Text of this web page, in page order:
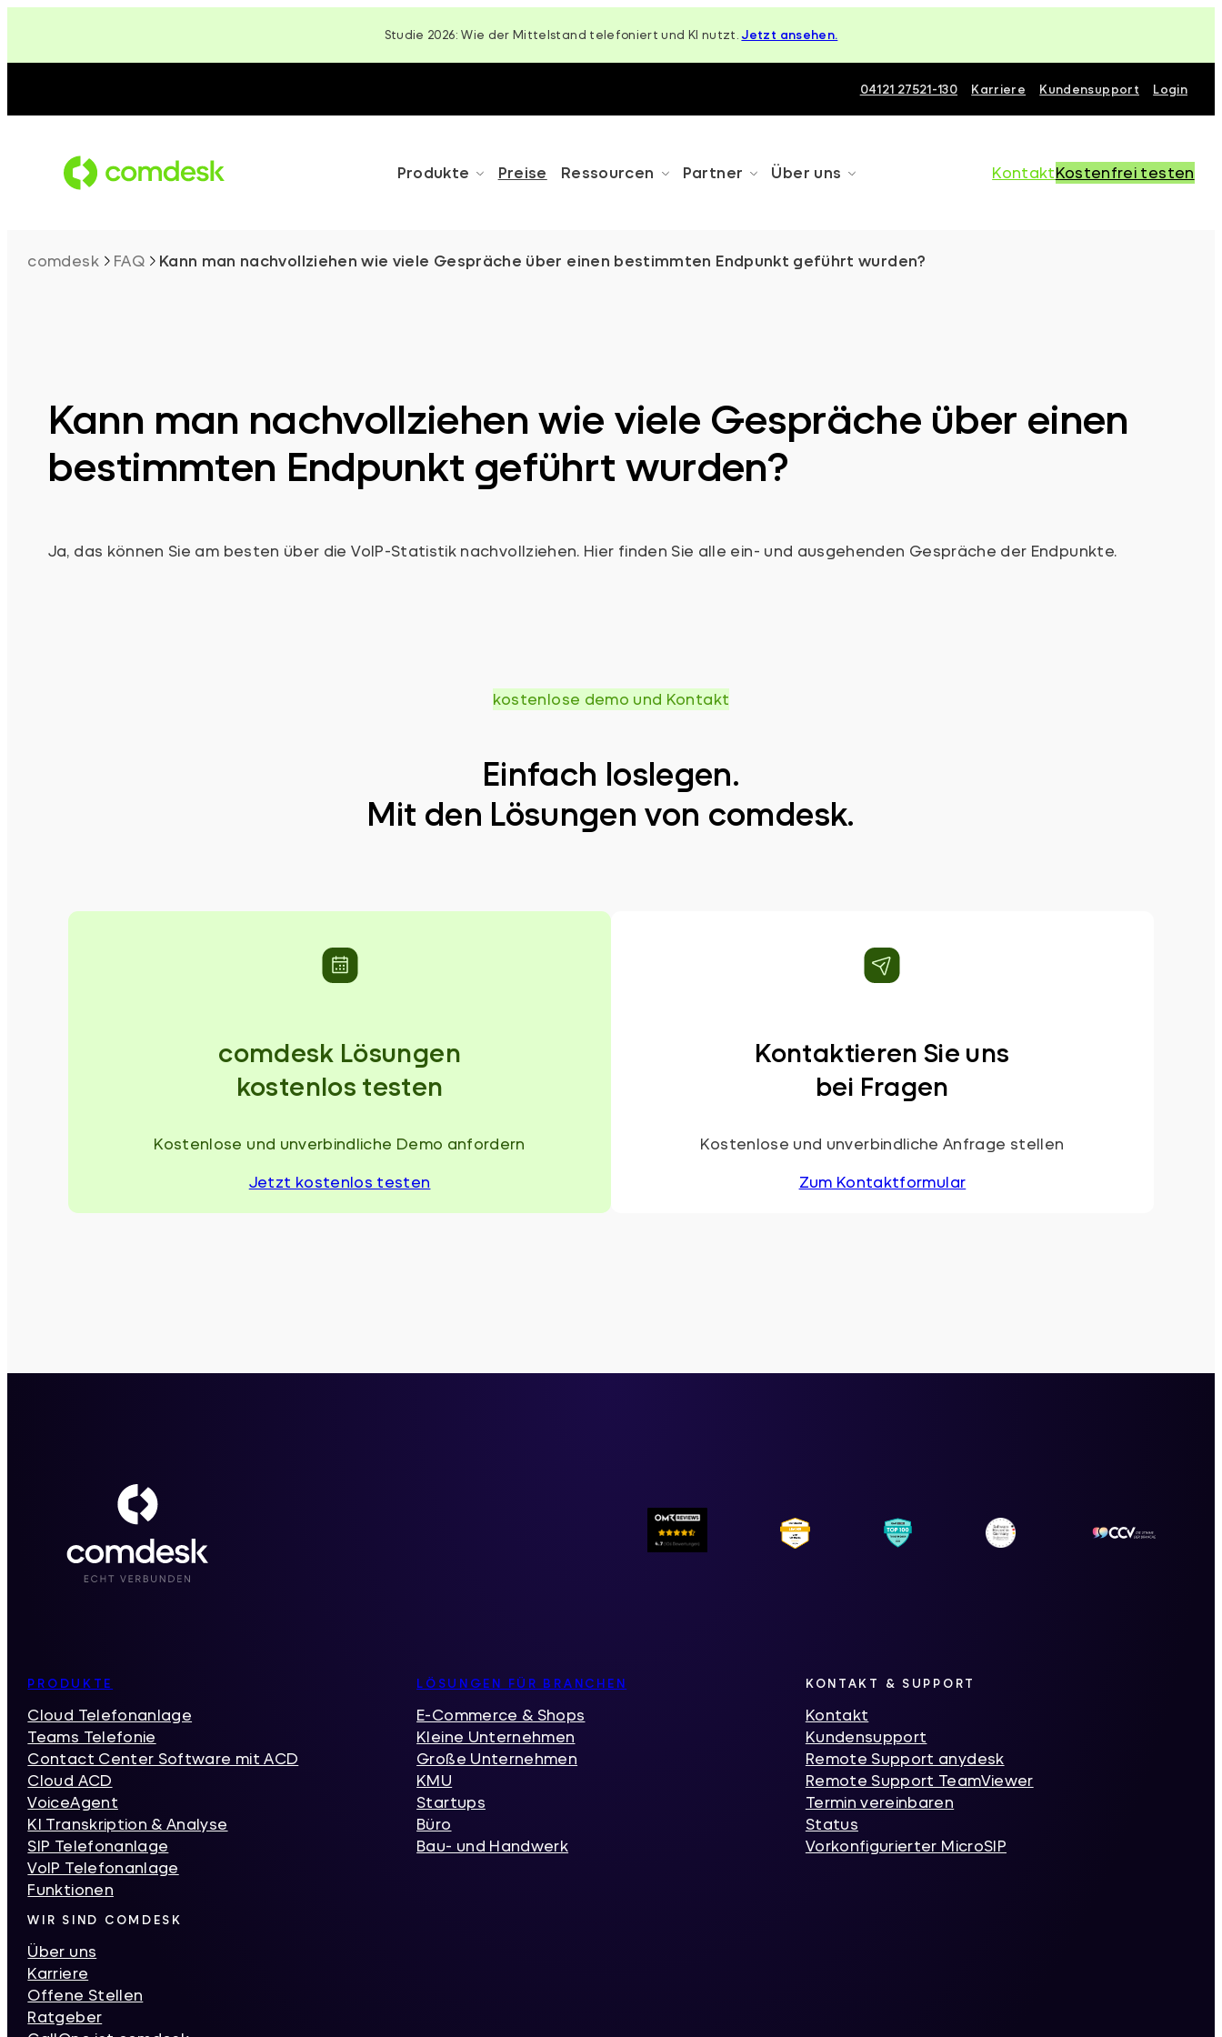
springen
Studie 2026: Wie der Mittelstand telefoniert und KI nutzt. Jetzt ansehen.
04121 27521-130 Karriere Kundensupport Login
Produkte Preise Ressourcen Partner Über uns KontaktKostenfrei testen
comdesk FAQ Kann man nachvollziehen wie viele Gespräche über einen bestimmten Endpunkt geführt wurden?
Kann man nachvollziehen wie viele Gespräche über einen
bestimmten Endpunkt geführt wurden?
Ja, das können Sie am besten über die VoIP-Statistik nachvollziehen. Hier finden Sie alle ein- und ausgehenden Gespräche der Endpunkte.
kostenlose demo und Kontakt
Einfach loslegen.
Mit den Lösungen von comdesk.
comdesk Lösungen
kostenlos testen
Kostenlose und unverbindliche Demo anfordern
Jetzt kostenlos testen
Kontaktieren Sie uns
bei Fragen
Kostenlose und unverbindliche Anfrage stellen
Zum Kontaktformular
Inhaltsverzeichnis
PRODUKTE
Cloud Telefonanlage
Teams Telefonie
Contact Center Software mit ACD
Cloud ACD
VoiceAgent
KI Transkription & Analyse
SIP Telefonanlage
VoIP Telefonanlage
Funktionen
LÖSUNGEN FÜR BRANCHEN
E-Commerce & Shops
Kleine Unternehmen
Große Unternehmen
KMU
Startups
Büro
Bau- und Handwerk
KONTAKT & SUPPORT
Kontakt
Kundensupport
Remote Support anydesk
Remote Support TeamViewer
Termin vereinbaren
Status
Vorkonfigurierter MicroSIP
WIR SIND COMDESK
Über uns
Karriere
Offene Stellen
Ratgeber